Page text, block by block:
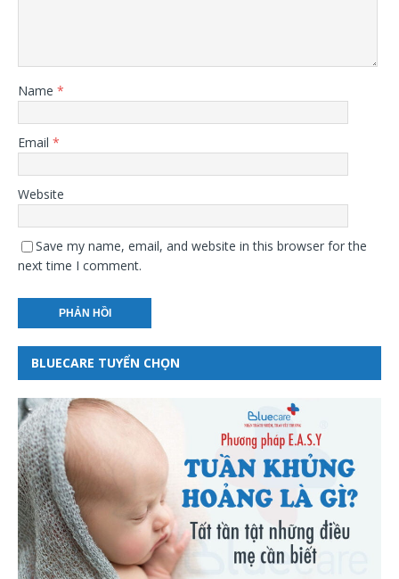
Name *
Email *
Website
Save my name, email, and website in this browser for the
next time I comment.
BLUECARE TUYỂN CHỌN